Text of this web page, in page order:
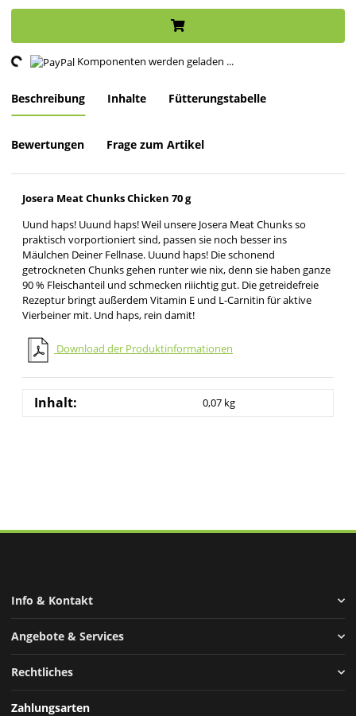
Komponenten werden geladen ...
Beschreibung Inhalte Fütterungstabelle
Bewertungen Frage zum Artikel
Josera Meat Chunks Chicken 70 g
Uund haps! Uuund haps! Weil unsere Josera Meat Chunks so
praktisch vorportioniert sind, passen sie noch besser ins
Mäulchen Deiner Fellnase. Uuund haps! Die schonend
getrockneten Chunks gehen runter wie nix, denn sie haben ganze
90 % Fleischanteil und schmecken riiichtig gut. Die getreidefreie
Rezeptur bringt außerdem Vitamin E und L-Carnitin für aktive
Vierbeiner mit. Und haps, rein damit!
Download der Produktinformationen
Inhalt: 0,07 kg
Info & Kontakt
Angebote & Services
Rechtliches
Zahlungsarten